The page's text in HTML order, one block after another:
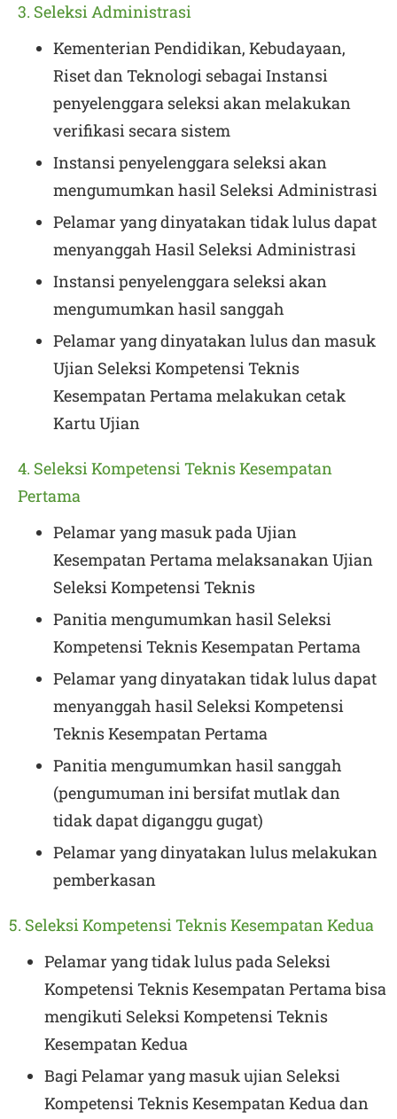
3. Seleksi Administrasi
Kementerian Pendidikan, Kebudayaan,
Riset dan Teknologi sebagai Instansi
penyelenggara seleksi akan melakukan
verifikasi secara sistem
Instansi penyelenggara seleksi akan
mengumumkan hasil Seleksi Administrasi
Pelamar yang dinyatakan tidak lulus dapat
menyanggah Hasil Seleksi Administrasi
Instansi penyelenggara seleksi akan
mengumumkan hasil sanggah
Pelamar yang dinyatakan lulus dan masuk
Ujian Seleksi Kompetensi Teknis
Kesempatan Pertama melakukan cetak
Kartu Ujian
4. Seleksi Kompetensi Teknis Kesempatan
Pertama
Pelamar yang masuk pada Ujian
Kesempatan Pertama melaksanakan Ujian
Seleksi Kompetensi Teknis
Panitia mengumumkan hasil Seleksi
Kompetensi Teknis Kesempatan Pertama
Pelamar yang dinyatakan tidak lulus dapat
menyanggah hasil Seleksi Kompetensi
Teknis Kesempatan Pertama
Panitia mengumumkan hasil sanggah
(pengumuman ini bersifat mutlak dan
tidak dapat diganggu gugat)
Pelamar yang dinyatakan lulus melakukan
pemberkasan
5. Seleksi Kompetensi Teknis Kesempatan Kedua
Pelamar yang tidak lulus pada Seleksi
Kompetensi Teknis Kesempatan Pertama bisa
mengikuti Seleksi Kompetensi Teknis
Kesempatan Kedua
Bagi Pelamar yang masuk ujian Seleksi
Kompetensi Teknis Kesempatan Kedua dan